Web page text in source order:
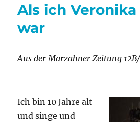
Als ich
war
Aus der Marzahner Zeitung
Ich bin 10 Jahre alt
und singe und